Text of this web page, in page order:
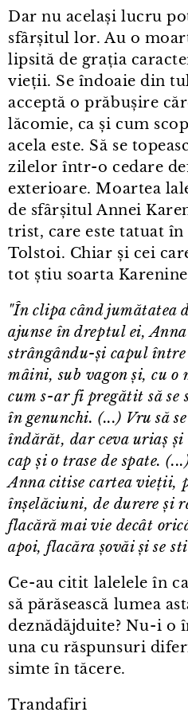
Dar nu același lucru
sfârșitul lor. Au o
lipsită de grația
vieții. Se îndoaie din
acceptă o prăbușire
lăcomie, ca și cum
acela este. Să se
zilelor într⁠-⁠o cedare
exterioare. Moartea
de sfârșitul Annei
trist, care este tatuat
Tolstoi. Chiar și cei
tot știu soarta
"În clipa când
ajunse în dreptul ei,
strângându-și capul între
mâini, sub vagon și, cu o
cum s⁠-⁠ar fi pregătit să se
în genunchi. (...) Vru să
îndărăt, dar ceva uriaș
cap și o trase de spate.
Anna citise cartea vieții,
înșelăciuni, de durere și
flacără mai vie decât
apoi, flacăra șovăi și se
Ce⁠-⁠au citit lalelele în
să părăsească lumea
deznădăjduite? Nu⁠-⁠i o
una cu răspunsuri
simte în tăcere.
Trandafiri